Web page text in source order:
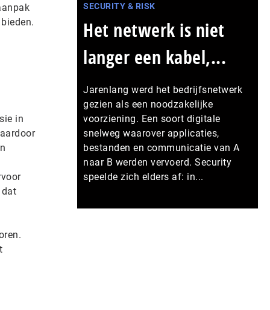
in
dat
SECURITY & RISK
Het netwerk is niet
langer een kabel,...
Jarenlang werd het bedrijfsnetwerk
gezien als een noodzakelijke
voorziening. Een soort digitale
snelweg waarover applicaties,
bestanden en communicatie van A
naar B werden vervoerd. Security
speelde zich elders af: in...